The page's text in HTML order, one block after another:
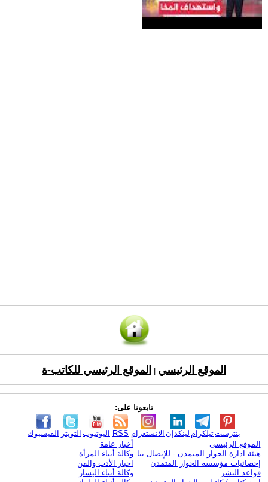
الموقع الرئيسي الموقع الرئيسي للكاتب-ة
تابعونا على:
الفيسبوك التويتر اليوتيوب RSS الانستغرام لينكدإن تيلكرامبنترست
الموقع الرئيسي
هيئة ادارة الحوار المتمدن - للإتصال بنا
إحصائيات مؤسسة الحوار المتمدن
قواعد النشر
أخبار عامة
وكالة أنباء المرأة
اخبار الأدب والفن
وكالة أنباء اليسار